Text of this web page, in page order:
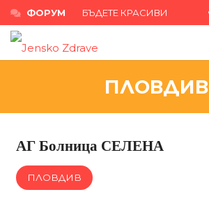
ФОРУМ БЪДЕТЕ КРАСИВИ
ПЛОВДИВ
АГ Болница СЕЛЕНА
ПЛОВДИВ